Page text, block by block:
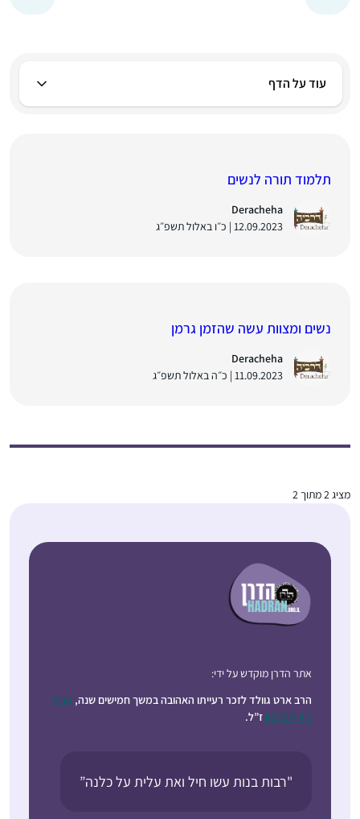
עוד על הדף
תלמוד תורה לנשים
Deracheha
12.09.2023 | כ״ו באלול תשפ״ג
נשים ומצוות עשה שהזמן גרמן
Deracheha
11.09.2023 | כ״ה באלול תשפ״ג
מציג2מתוך 2
אתר הדרן מוקדש על ידי:
הרב ארט גוולד לזכר רעייתו האהובה במשך חמישים שנה, קרול
ג’וי רובינסון ז”ל.
"רבות בנות עשו חיל ואת עלית על כלנה”